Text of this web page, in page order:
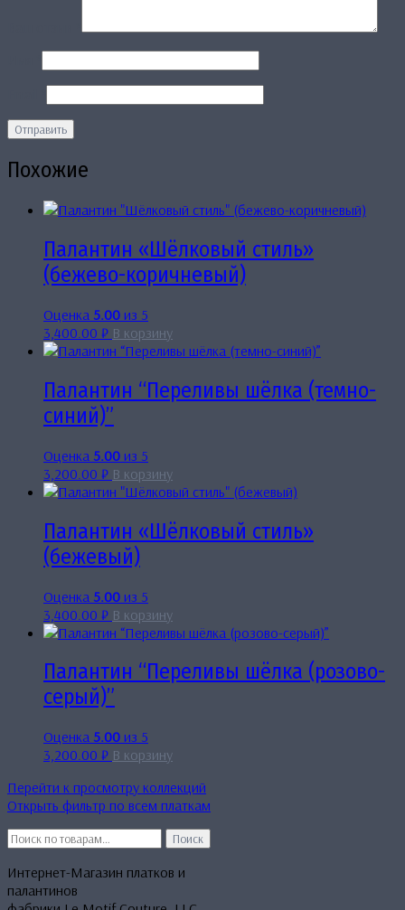
Похожие
Палантин «Шёлковый стиль»
(бежево-коричневый)
Оценка 5.00 из 5
3,400.00 ₽ В корзину
Палантин “Переливы шёлка (темно-
синий)”
Оценка 5.00 из 5
3,200.00 ₽ В корзину
Палантин «Шёлковый стиль»
(бежевый)
Оценка 5.00 из 5
3,400.00 ₽ В корзину
Палантин “Переливы шёлка (розово-
серый)”
Оценка 5.00 из 5
3,200.00 ₽ В корзину
Перейти к просмотру коллекций
Открыть фильтр по всем платкам
Искать:
Поиск
Интернет-Магазин платков и
палантинов